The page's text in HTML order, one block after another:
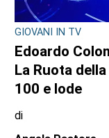
GIOVANI IN TV
Edoardo
La Ruota
100 e lode
di